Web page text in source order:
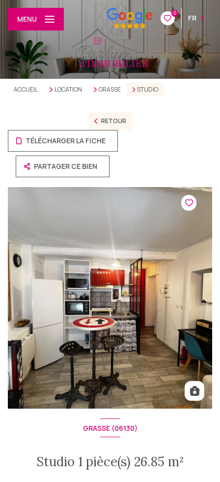
0
FR
MENU
ACCUEIL LOCATION GRASSE STUDIO
RETOUR
TÉLÉCHARGER LA FICHE
PARTAGER CE BIEN
GRASSE (06130)
Studio 1 pièce(s) 26.85 m²